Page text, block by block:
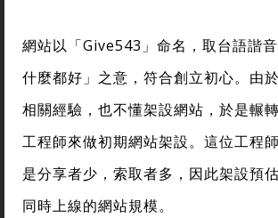
網站以「Give543」命名，取台語諧
什麼都好」之意，符合創立初心。由
相關經驗，也不懂架設網站，於是輾
工程師來做初期網站架設。這位工程
是分享者少，索取者多，因此架設預
同時上線的網站規模。